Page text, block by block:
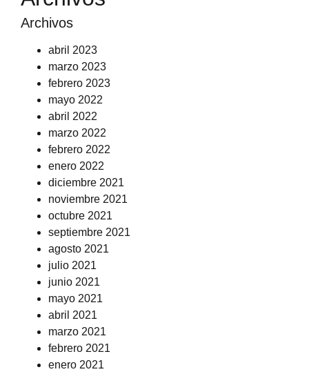
Archivos
abril 2023
marzo 2023
febrero 2023
mayo 2022
abril 2022
marzo 2022
febrero 2022
enero 2022
diciembre 2021
noviembre 2021
octubre 2021
septiembre 2021
agosto 2021
julio 2021
junio 2021
mayo 2021
abril 2021
marzo 2021
febrero 2021
enero 2021